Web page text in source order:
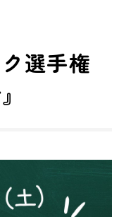
選手権